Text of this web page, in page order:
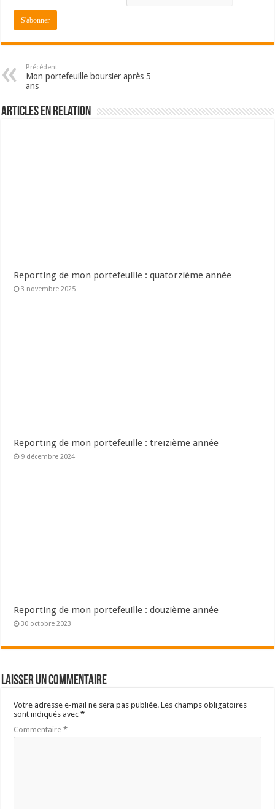
Précédent
Mon portefeuille boursier après 5
ans
Articles en relation
Reporting de mon portefeuille : quatorzième année
3 novembre 2025
Reporting de mon portefeuille : treizième année
9 décembre 2024
Reporting de mon portefeuille : douzième année
30 octobre 2023
Laisser un commentaire
Votre adresse e-mail ne sera pas publiée. Les champs obligatoires
sont indiqués avec*
Commentaire*